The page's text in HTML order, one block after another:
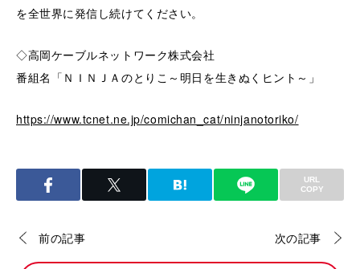
を全世界に発信し続けてください。
◇高岡ケーブルネットワーク株式会社
番組名「ＮＩＮＪＡのとりこ～明日を生きぬくヒント～」
https://www.tcnet.ne.jp/comichan_cat/ninjanotoriko/
URL
COPY
前の記事 次の記事